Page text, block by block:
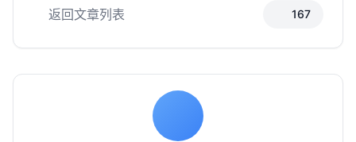
返回文章列表 167